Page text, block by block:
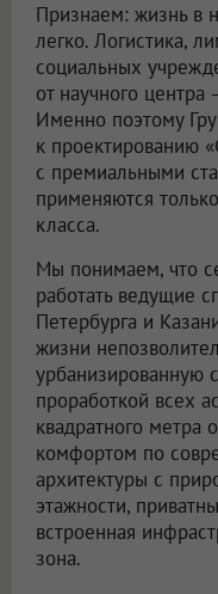
Признаем: жизнь в
легко. Логистика,
социальных
от научного
Именно поэтому
к проектированию
с премиальными
применяются
класса.
Мы понимаем, что
работать ведущие
Петербурга и
жизни
урбанизированную
проработкой всех
квадратного метра
комфортом по
архитектуры с
этажности,
встроенная
зона.